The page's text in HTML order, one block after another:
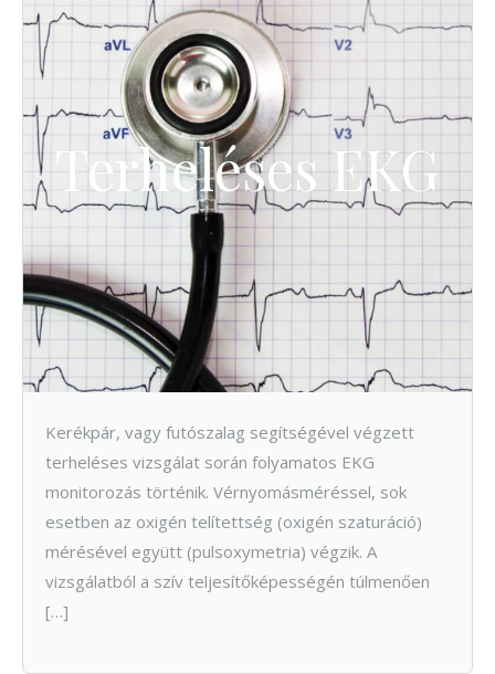
Terheléses EKG
Kerékpár, vagy futószalag segítségével végzett
terheléses vizsgálat során folyamatos EKG
monitorozás történik. Vérnyomásméréssel, sok
esetben az oxigén telítettség (oxigén szaturáció)
mérésével együtt (pulsoxymetria) végzik. A
vizsgálatból a szív teljesítőképességén túlmenően
[…]